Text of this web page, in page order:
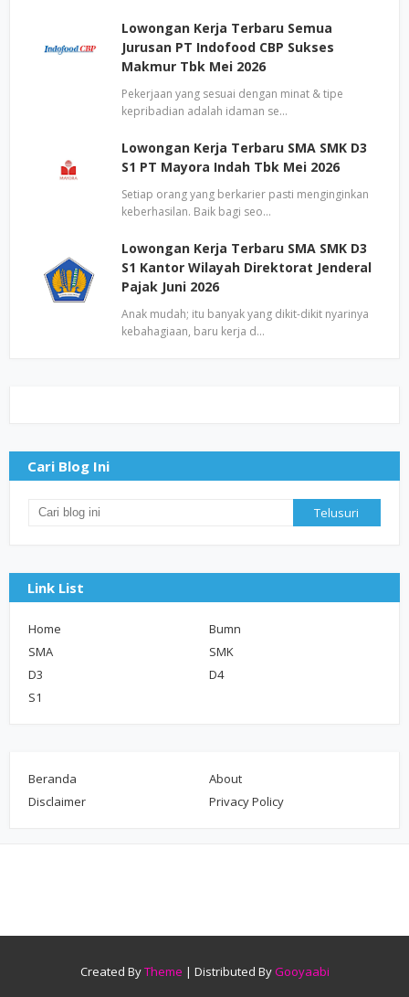
Lowongan Kerja Terbaru Semua
Jurusan PT Indofood CBP Sukses
Makmur Tbk Mei 2026
Pekerjaan yang sesuai dengan minat & tipe
kepribadian adalah idaman se…
Lowongan Kerja Terbaru SMA SMK D3
S1 PT Mayora Indah Tbk Mei 2026
Setiap orang yang berkarier pasti menginginkan
keberhasilan. Baik bagi seo…
Lowongan Kerja Terbaru SMA SMK D3
S1 Kantor Wilayah Direktorat Jenderal
Pajak Juni 2026
Anak mudah; itu banyak yang dikit-dikit nyarinya
kebahagiaan, baru kerja d…
Cari Blog Ini
Link List
Home
Bumn
SMA
SMK
D3
D4
S1
Beranda
About
Disclaimer
Privacy Policy
Created ByTheme | Distributed By Gooyaabi